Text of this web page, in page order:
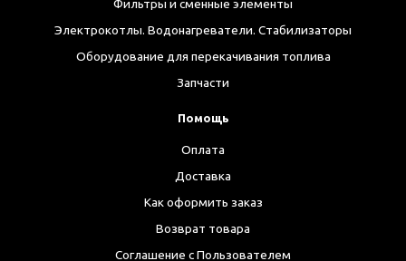
Фильтры и сменные элементы
Электрокотлы. Водонагреватели. Стабилизаторы
Оборудование для перекачивания топлива
Запчасти
Помощь
Оплата
Доставка
Как оформить заказ
Возврат товара
Соглашение с Пользователем